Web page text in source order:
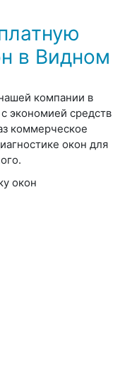
в Видном
компании в
экономией средств
коммерческое
окон для